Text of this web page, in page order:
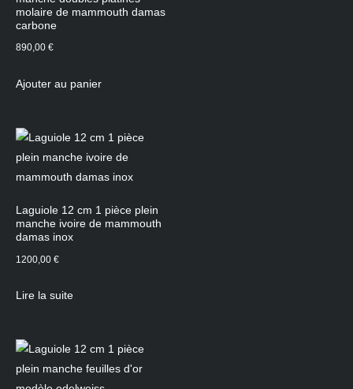
molaire de mammouth damas
carbone
890,00 €
Ajouter au panier
Laguiole 12 cm 1 pièce plein
manche ivoire de mammouth
damas inox
1200,00 €
Lire la suite